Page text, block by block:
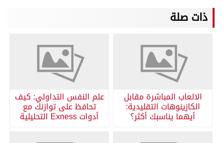
ذات صلة
الالعاب المباشرة مقابل
الكازينوهات التقليدية:
أيهما يناسبك أكثر؟
علم النفس التداولي: كيف
تحافظ على توازنك مع
أدوات Exness التحليلية